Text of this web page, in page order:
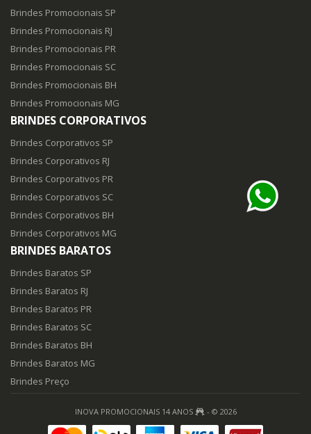
Brindes Promocionais SP
Brindes Promocionais RJ
Brindes Promocionais PR
Brindes Promocionais SC
Brindes Promocionais BH
Brindes Promocionais MG
BRINDES CORPORATIVOS
Brindes Corporativos SP
Brindes Corporativos RJ
Brindes Corporativos PR
Brindes Corporativos SC
Brindes Corporativos BH
Brindes Corporativos MG
BRINDES BARATOS
Brindes Baratos SP
Brindes Baratos RJ
Brindes Baratos PR
Brindes Baratos SC
Brindes Baratos BH
Brindes Baratos MG
Brindes Preço
INOVA PROMOCIONAIS 14 ANOS - © 2026